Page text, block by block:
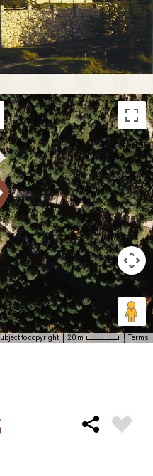
to copyright 20 m Terms